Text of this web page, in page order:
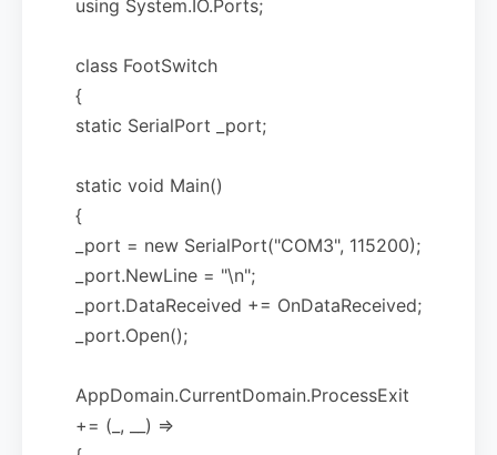
using System.IO.Ports;
class FootSwitch
{
static SerialPort _port;
static void Main()
{
_port = new SerialPort("COM3", 115200);
_port.NewLine = "\n";
_port.DataReceived += OnDataReceived;
_port.Open();
AppDomain.CurrentDomain.ProcessExit
+= (_, __) =>